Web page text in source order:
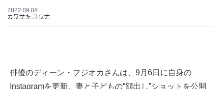
2022.09.08
カワサキ ユウナ
俳優のディーン・フジオカさんは、9月6日に自身の
Instagramを更新。妻と子どもの“顔出し”ショットを公開